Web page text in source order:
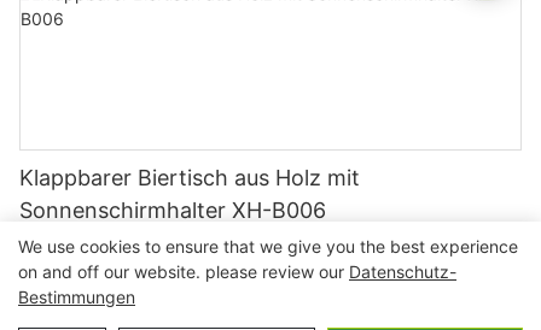
Klappbarer Biertisch aus Holz mit
Sonnenschirmhalter XH-B006
We use cookies to ensure that we give you the best experience
on and off our website. please review our Datenschutz-
Bestimmungen